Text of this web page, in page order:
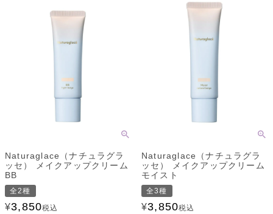
Naturaglace（ナチュラグラ
ッセ） メイクアップクリーム
BB
全2種
¥3,850税込
Naturaglace（ナチュラグラ
ッセ） メイクアップクリーム
モイスト
全3種
¥3,850税込